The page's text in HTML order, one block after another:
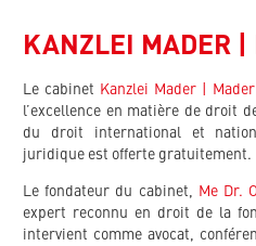
KANZLEI MADER |
Le cabinet Kanzlei Mader |
l’excellence en matière de droit
du droit international et
juridique est offerte gratuitement.
Le fondateur du cabinet, Me Dr.
expert reconnu en droit de la
intervient comme avocat,